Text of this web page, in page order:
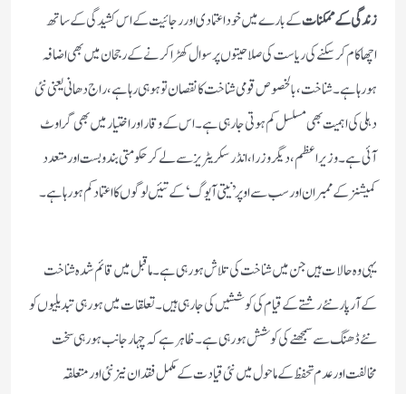
زندگی کے ممکناتکے بارے میں خود اعتمادی اور رجائیت کے اس کشیدگی کے ساتھ
اچھاکام کرسکنے کی ریاست کی صلاحیتوں پر سوال کھڑا کرنے کے رجحان میں بھی اضافہ
ہورہاہے۔شناخت،بالخصوص قومی شناخت کا نقصان تو ہوہی رہاہے، راج دھانی یعنی نئی
دہلی کی اہمیت بھی مسلسل کم ہوتی جارہی ہے۔اس کے وقار اور اختیار میں بھی گراوٹ
آئی ہے۔وزیراعظم،دیگر وزرا،انڈرسکریٹریز سے لے کر حکومتی بندوبست اور متعدد
کمیشنز کے ممبران اور سب سے اوپر’ نیتی آیوگ‘کے تئیں لوگوں کا اعتمادکم ہورہاہے۔
یہی وہ حالات ہیں جن میں شناخت کی تلاش ہورہی ہے ۔ماقبل میں قائم شدہ شناخت
کے آر پار نئے رشتے کے قیام کی کوششیں کی جارہی ہیں۔تعلقات میں ہورہی تبدیلیوں کو
نئے ڈھنگ سے سمجھنے کی کوشش ہورہی ہے۔ظاہر ہے کہ چہارجانب ہورہی سخت
مخالفت اور عدم تحفظ کے ماحول میں نئی قیادت کے مکمل فقدان نیز نئی اور متعلقہ